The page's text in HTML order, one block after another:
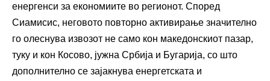
енергенси за економиите во регионот. Според
Сиамисис, неговото повторно активирање значително
го олеснува извозот не само кон македонскиот пазар,
туку и кон Косово, јужна Србија и Бугарија, со што
дополнително се зајакнува енергетската и